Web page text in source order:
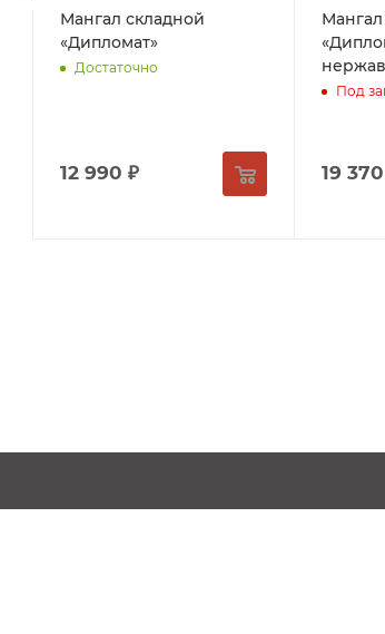
Мангал складной
«Дипломат»
Достаточно
12 990 ₽
Под
19 370